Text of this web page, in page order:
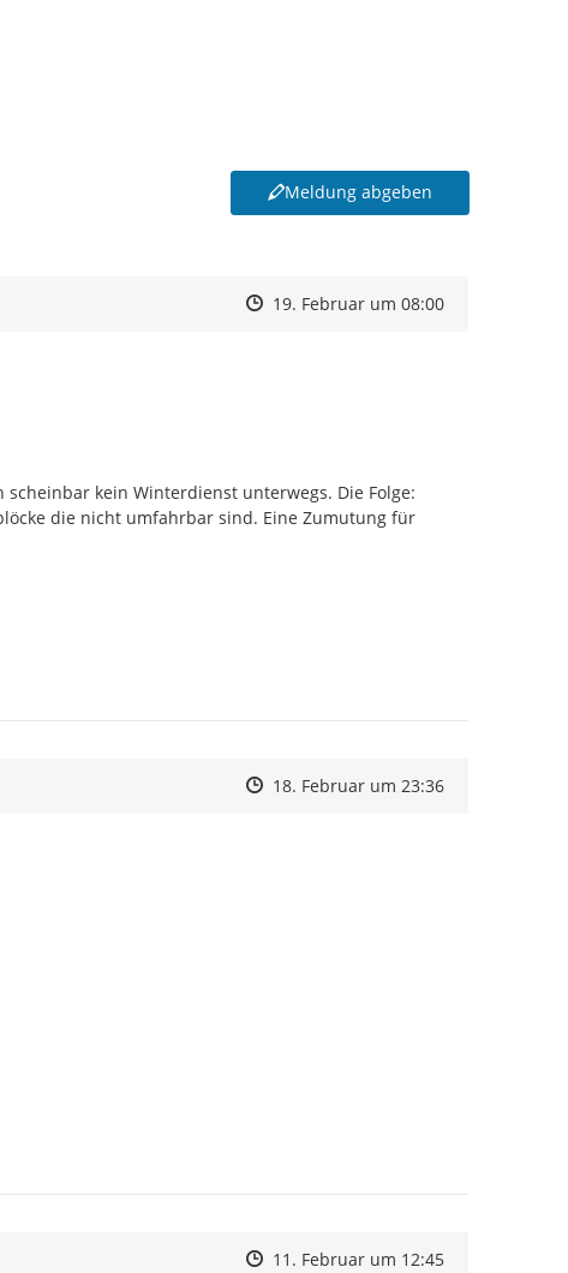
Meldung abgeben
Zeitpunkt des Erstellens
Zeitpunkt des Erstellens
19. Februar um 08:00Zur Äußerung
kein Winterdienst unterwegs. Die Folge:
die nicht umfahrbar sind. Eine Zumutung für
Zeitpunkt des Erstellens
Zeitpunkt des Erstellens
18. Februar um 23:36Zur Äußerung
Zeitpunkt des Erstellens
Zeitpunkt des Erstellens
11. Februar um 12:45Zur Äußerung